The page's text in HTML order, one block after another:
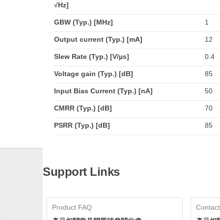
√Hz]
GBW (Typ.) [MHz] 1
Output current (Typ.) [mA] 12
Slew Rate (Typ.) [V/µs] 0.4
Voltage gain (Typ.) [dB] 85
Input Bias Current (Typ.) [nA] 50
CMRR (Typ.) [dB] 70
PSRR (Typ.) [dB] 85
Support Links
Product FAQ